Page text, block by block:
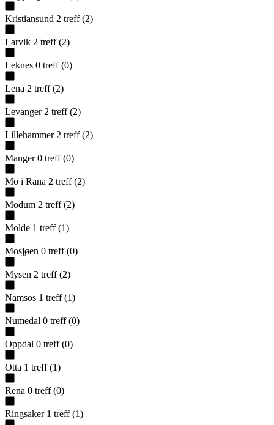
Kristiansund 2 treff (2)
Larvik 2 treff (2)
Leknes 0 treff (0)
Lena 2 treff (2)
Levanger 2 treff (2)
Lillehammer 2 treff (2)
Manger 0 treff (0)
Mo i Rana 2 treff (2)
Modum 2 treff (2)
Molde 1 treff (1)
Mosjøen 0 treff (0)
Mysen 2 treff (2)
Namsos 1 treff (1)
Numedal 0 treff (0)
Oppdal 0 treff (0)
Otta 1 treff (1)
Rena 0 treff (0)
Ringsaker 1 treff (1)